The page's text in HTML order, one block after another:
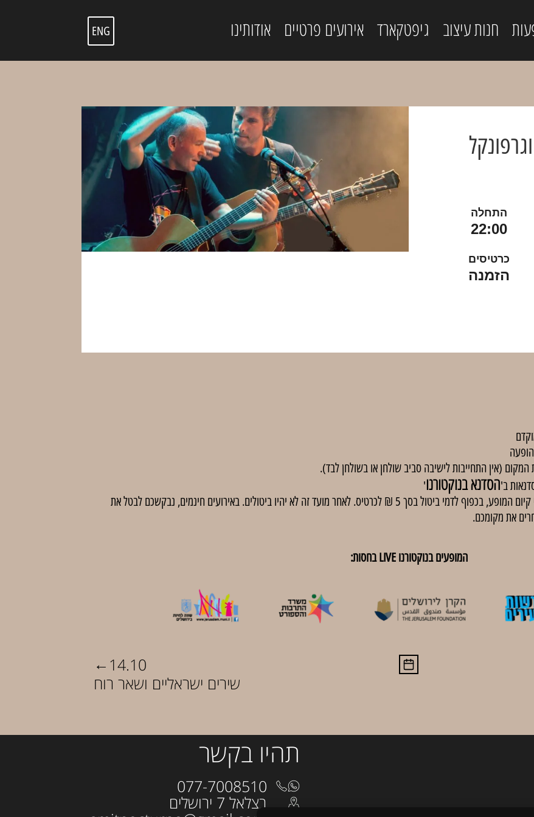
ENG חנות עיצוב גיפטקארד אירועים פרטיים אודותינו
התחלה
22:00
כרטיסים
הזמנה
(אין התחייבות לישיבה סביב שולחן או בשולחן לבד).
הסדנא בנוקטורנו'
באירועים בתשלום, ניתן לבטל כרטיסים עד 48 שעות לפני קיום המופע, בכפוף לדמי ביטול בסך 5 ₪ לכרטיס. לאחר מועד זה לא יהיו ביטולים. באירועים חינמים, נבקשכם לבטל את
את מקומכם.
המופעים בנוקטורנו LIVE בחסות:
← 14.10
שירים ישראליים ושאר רוח
תהיו בקשר
בצלאל 7 ירושלים